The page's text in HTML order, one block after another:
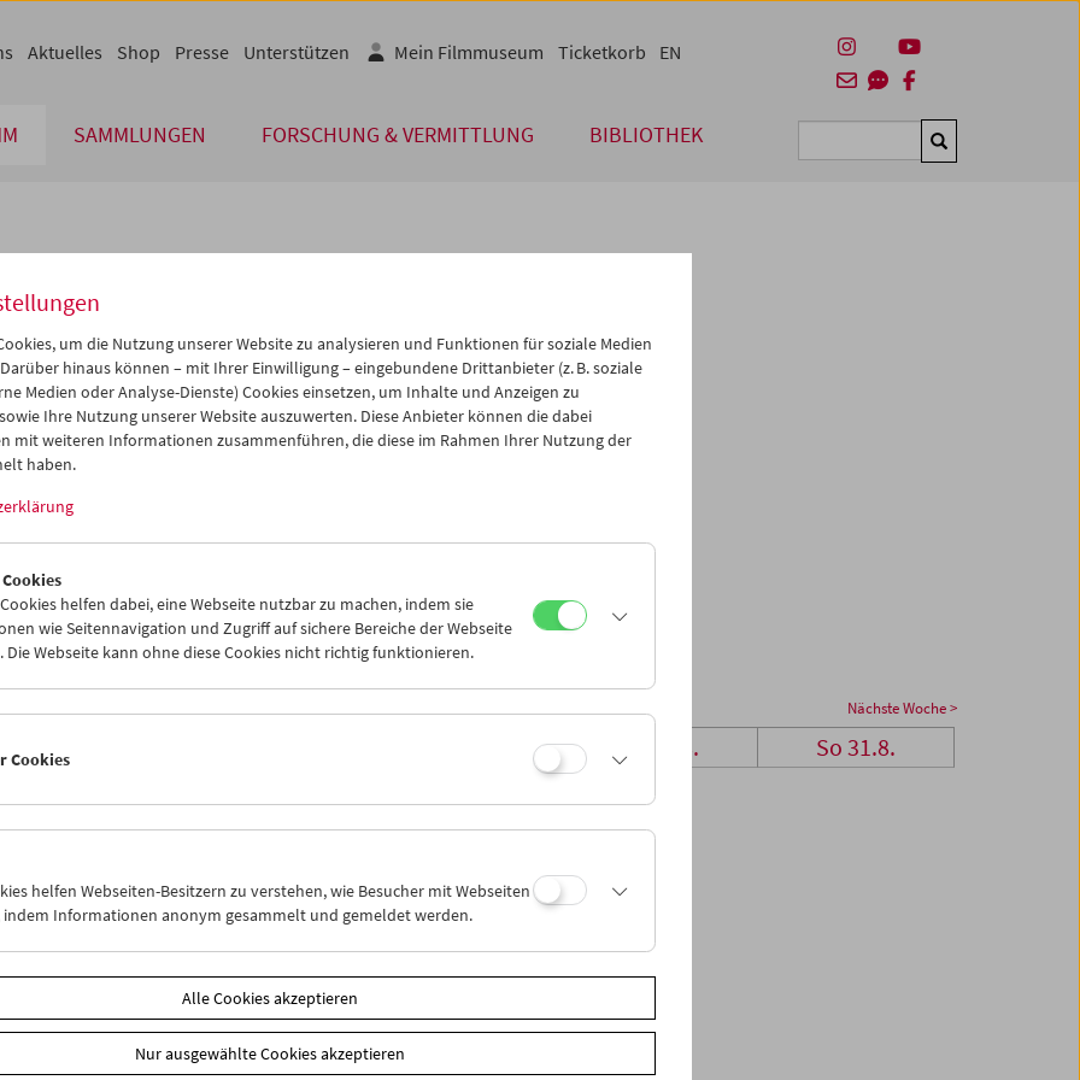
SAMMLUNGEN FORSCHUNG & VERMITTLUNG BIBLIOTHEK Suchen
Aktuelles Shop Presse Unterstützen Mein Filmmuseum Ticketkorb EN
Aug 2014 >>
Mi Do Fr Sa So
30 31 01 02
03
06 07 08 09
10
13 14
20 21
03
iCalender
Programmheft-PDF
English language or subtitles
Nächste Woche >
Mi 27.8. Sa 30.8. So 31.8.
um die Nutzung unserer Website zu analysieren und Funktionen für soziale Medien
hinaus können – mit Ihrer Einwilligung – eingebundene Drittanbieter (z. B. soziale
Medien oder Analyse-Dienste) Cookies einsetzen, um Inhalte und Anzeigen zu
Ihre Nutzung unserer Website auszuwerten. Diese Anbieter können die dabei
mit weiteren Informationen zusammenführen, die diese im Rahmen Ihrer Nutzung der
haben.
helfen dabei, eine Webseite nutzbar zu machen, indem sie
wie Seitennavigation und Zugriff auf sichere Bereiche der Webseite
Die Webseite kann ohne diese Cookies nicht richtig funktionieren.
Cookies
helfen Webseiten-Besitzern zu verstehen, wie Besucher mit Webseiten
indem Informationen anonym gesammelt und gemeldet werden.
Alle Cookies akzeptieren
Nur ausgewählte Cookies akzeptieren